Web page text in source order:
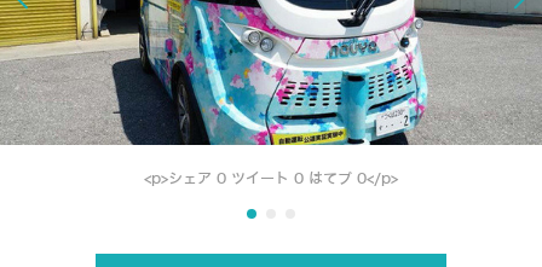
<p>シェア 0 ツイート 0 はてブ 0</p>